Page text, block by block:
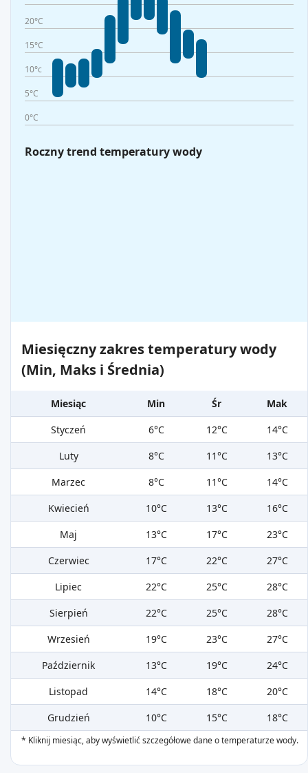
20°C
15°C
10°c
5°C
0°C
Roczny trend temperatury wody
Miesięczny zakres temperatury wody
(Min, Maks i Średnia)
Miesiąc Min Śr
Mak
Styczeń
6°C 12°C
14°C
Luty
8°C 11°C
13°C
Marzec
8°C 11°C
14°C
Kwiecień
10°C 13°C
16°C
Maj
13°C 17°C
23°C
Czerwiec
17°C 22°C
27°C
Lipiec
22°C 25°C
28°C
Sierpień
22°C 25°C
28°C
Wrzesień
19°C 23°C
27°C
Październik
13°C 19°C
24°C
Listopad
14°C 18°C
20°C
Grudzień
10°C 15°C 18°C
* Kliknij miesiąc, aby wyświetlić szczegółowe dane o temperaturze wody.